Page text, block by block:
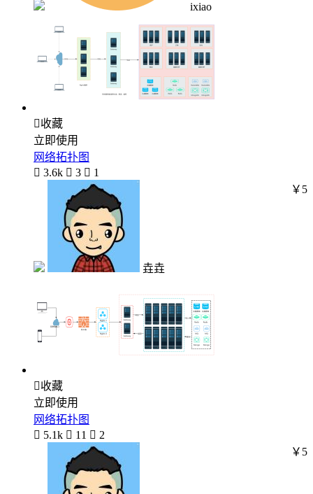
ixiao
收藏
立即使用
网络拓扑图
 3.6k  3  1
垚垚
￥5
收藏
立即使用
网络拓扑图
 5.1k  11  2
￥5